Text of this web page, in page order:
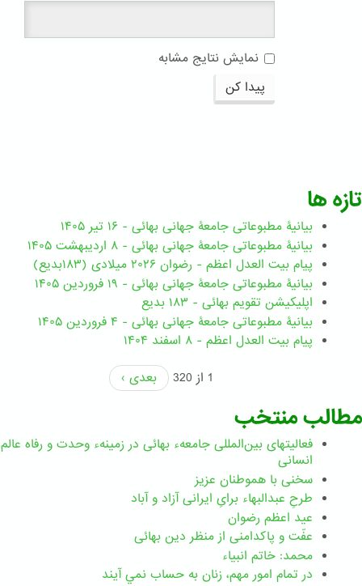
نمایش نتایج مشابه
پیدا کن
تازه ها
بیانیۀ مطبوعاتی جامعۀ جهانی بهائی - ۱۶ تیر ۱۴۰۵
بیانیۀ مطبوعاتی جامعۀ جهانی بهائی - ۸ اردیبهشت ۱۴۰۵
پیام بیت العدل اعظم - رضوان ۲۰۲۶ میلادی (۱۸۳بدیع)
بیانیۀ مطبوعاتی جامعۀ جهانی بهائی - ۱۹ فروردین ۱۴۰۵
اپلیکیشن تقویم بهائی - ۱۸۳ بدیع
بیانیۀ مطبوعاتی جامعۀ جهانی بهائی - ۴ فروردین ۱۴۰۵
پیام بیت العدل اعظم - ۸ اسفند ۱۴۰۴
1 از 320
بعدی ›
مطالب منتخب
فعالیتهای بین‌المللی جامعهء بهائی در زمینهء وحدت و رفاه عالم
انسانی
سخنی با هموطنان عزیز
طرحِ عبدالبهاء برایِ ایرانی آزاد و آباد
عید اعظم رضوان
عفّت و پاکدامنی از منظر دین بهائی
محمد: خاتم انبیاء
در تمام امور مهم،‌ زنان به حساب نمي آيند